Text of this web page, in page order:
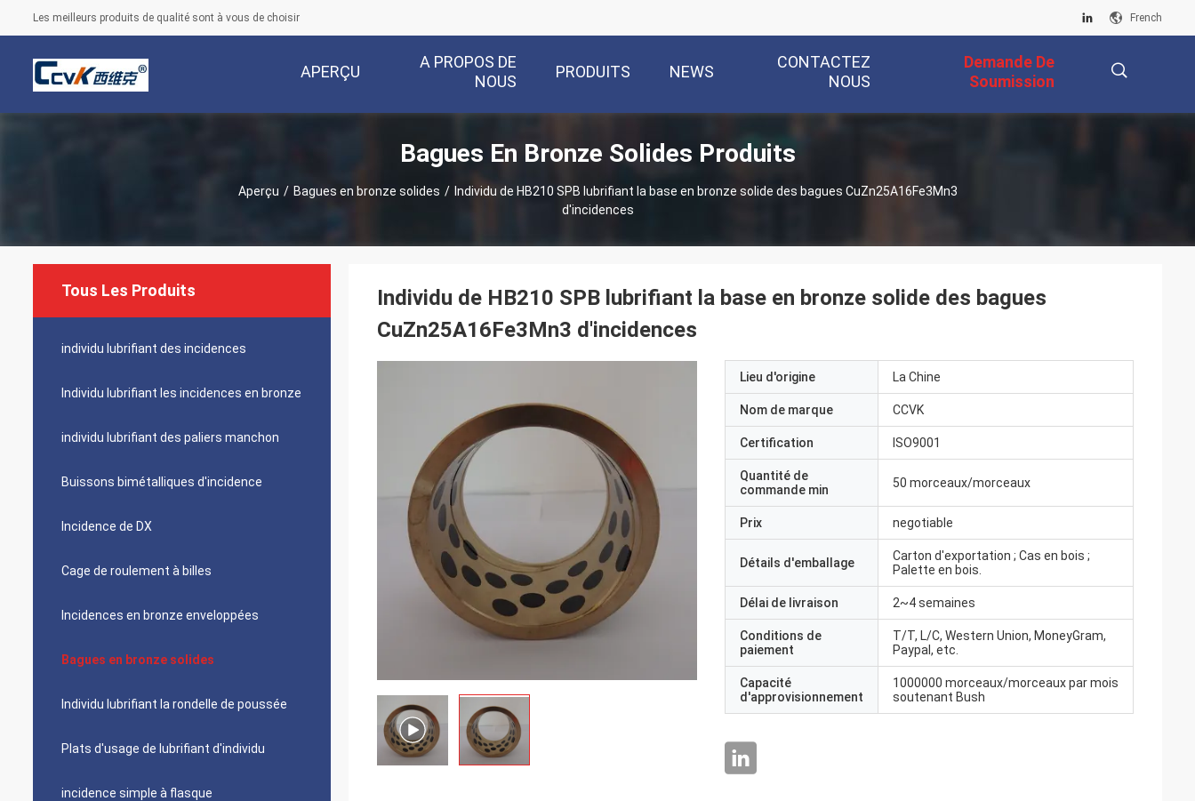
Les meilleurs produits de qualité sont à vous de choisir French
APERÇU
A PROPOS DE
NOUS
PRODUITS NEWS
CONTACTEZ
NOUS
Demande De
Soumission
Bagues En Bronze Solides Produits
Aperçu / Bagues en bronze solides / Individu de HB210 SPB lubrifiant la base en bronze solide des bagues CuZn25A16Fe3Mn3
d'incidences
Tous Les Produits
individu lubrifiant des incidences
Individu lubrifiant les incidences en bronze
individu lubrifiant des paliers manchon
Buissons bimétalliques d'incidence
Incidence de DX
Cage de roulement à billes
Incidences en bronze enveloppées
Bagues en bronze solides
Individu lubrifiant la rondelle de poussée
Plats d'usage de lubrifiant d'individu
incidence simple à flasque
Individu de HB210 SPB lubrifiant la base en bronze solide des bagues
CuZn25A16Fe3Mn3 d'incidences
Lieu d'origine La Chine
Nom de marque CCVK
Certification ISO9001
Quantité de
commande min
50 morceaux/morceaux
Prix negotiable
Détails d'emballage
Carton d'exportation ; Cas en bois ;
Palette en bois.
Délai de livraison 2~4 semaines
Conditions de
paiement
T/T, L/C, Western Union, MoneyGram,
Paypal, etc.
Capacité
d'approvisionnement
1000000 morceaux/morceaux par mois
soutenant Bush